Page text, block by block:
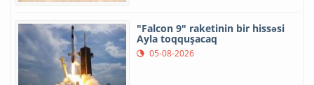
"Falcon 9" raketinin bir hissəsi
Ayla toqquşacaq
05-08-2026